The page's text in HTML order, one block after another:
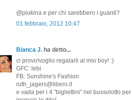
@piukina e per chi sarebbero i guanti?
01 febbraio, 2012 10:47
Bianca J. ha detto...
ci provo!voglio regalarli al mio boy! :)
GFC: lebi
FB: Sunshine's Fashion
ruth_jagers@libero.it
e vada per i 4 "bigliettini" nel bussolotto per